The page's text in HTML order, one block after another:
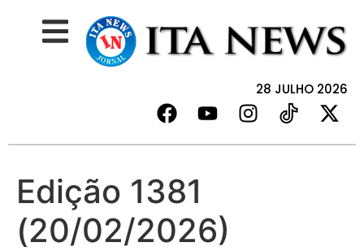
28 JULHO 2026
Edição 1381
(20/02/2026)